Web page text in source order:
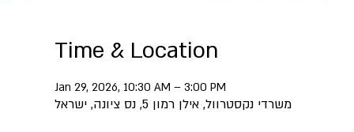
Time & Location
Jan 29, 2026, 10:30 AM – 3:00 PM
משרדי נקסטרוול, אילן רמון 5, נס ציונה, ישראל